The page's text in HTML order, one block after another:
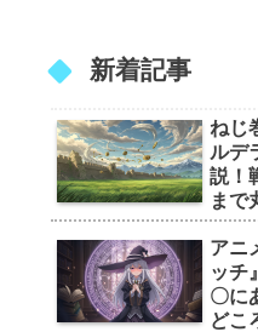
新着記事
ねじ
ルデ
説！
まで
アニ
ッチ
〇に
どこ